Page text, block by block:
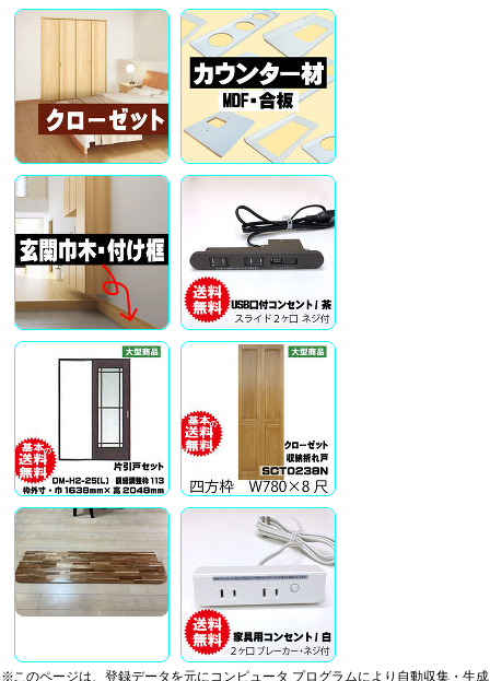
※このページは、登録データを元にコンピュータ プログラムにより自動収集・生成